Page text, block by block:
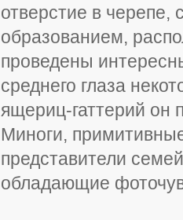
отверстие в
образованием,
проведены
среднего глаза
ящериц-гаттерий он
Миноги,
представители
обладающие